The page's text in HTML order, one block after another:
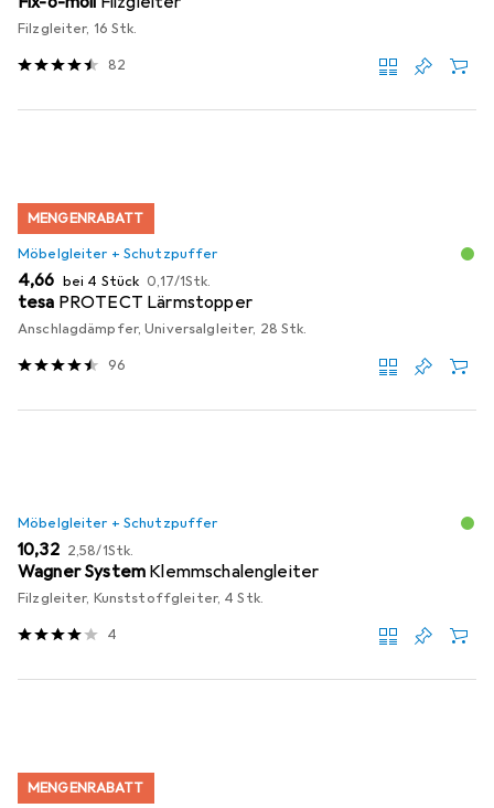
Filzgleiter, 16 Stk.
82
MENGENRABATT
Möbelgleiter + Schutzpuffer
EUR
4,66 bei 4 Stück EUR
0,17/1Stk.
tesa PROTECT Lärmstopper
Anschlagdämpfer, Universalgleiter, 28 Stk.
96
Möbelgleiter + Schutzpuffer
EUR
10,32 EUR
2,58/1Stk.
Wagner System Klemmschalengleiter
Filzgleiter, Kunststoffgleiter, 4 Stk.
4
MENGENRABATT